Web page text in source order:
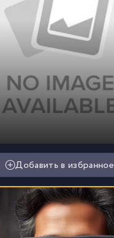
Добавить в избранное